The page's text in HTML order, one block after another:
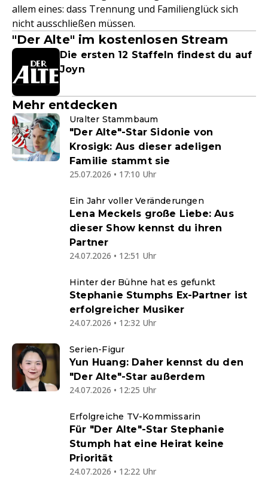
allem eines: dass Trennung und Familienglück sich
nicht ausschließen müssen.
"Der Alte" im kostenlosen Stream
Die ersten 12 Staffeln findest du auf
Joyn
Mehr entdecken
Uralter Stammbaum
"Der Alte"-Star Sidonie von
Krosigk: Aus dieser adeligen
Familie stammt sie
25.07.2026 • 17:10 Uhr
Ein Jahr voller Veränderungen
Lena Meckels große Liebe: Aus
dieser Show kennst du ihren
Partner
24.07.2026 • 12:51 Uhr
Hinter der Bühne hat es gefunkt
Stephanie Stumphs Ex-Partner ist
erfolgreicher Musiker
24.07.2026 • 12:32 Uhr
Serien-Figur
Yun Huang: Daher kennst du den
"Der Alte"-Star außerdem
24.07.2026 • 12:25 Uhr
Erfolgreiche TV-Kommissarin
Für "Der Alte"-Star Stephanie
Stumph hat eine Heirat keine
Priorität
24.07.2026 • 12:22 Uhr